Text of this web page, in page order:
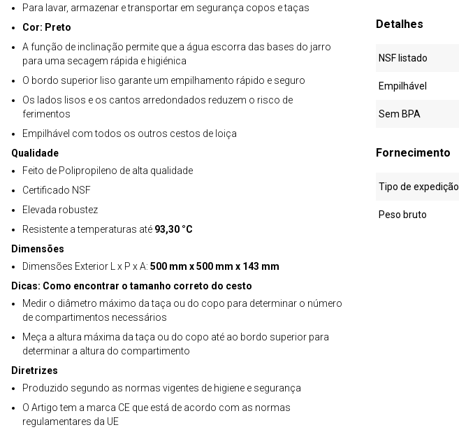
Para lavar, armazenar e transportar em segurança copos e taças
Cor: Preto
A função de inclinação permite que a água escorra das bases do jarro
para uma secagem rápida e higiénica
O bordo superior liso garante um empilhamento rápido e seguro
Os lados lisos e os cantos arredondados reduzem o risco de
ferimentos
Empilhável com todos os outros cestos de loiça
Qualidade
Feito de Polipropileno de alta qualidade
Certificado NSF
Elevada robustez
Resistente a temperaturas até 93,30 °C
Dimensões
Dimensões Exterior L x P x A: 500 mm x 500 mm x 143 mm
Dicas: Como encontrar o tamanho correto do cesto
Medir o diâmetro máximo da taça ou do copo para determinar o número
de compartimentos necessários
Meça a altura máxima da taça ou do copo até ao bordo superior para
determinar a altura do compartimento
Diretrizes
Produzido segundo as normas vigentes de higiene e segurança
O Artigo tem a marca CE que está de acordo com as normas
regulamentares da UE
Detalhes
NSF listado
Empilhável
Sem BPA
Fornecimento
Tipo de expedição
Peso bruto